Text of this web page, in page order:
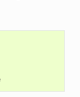
--recursive